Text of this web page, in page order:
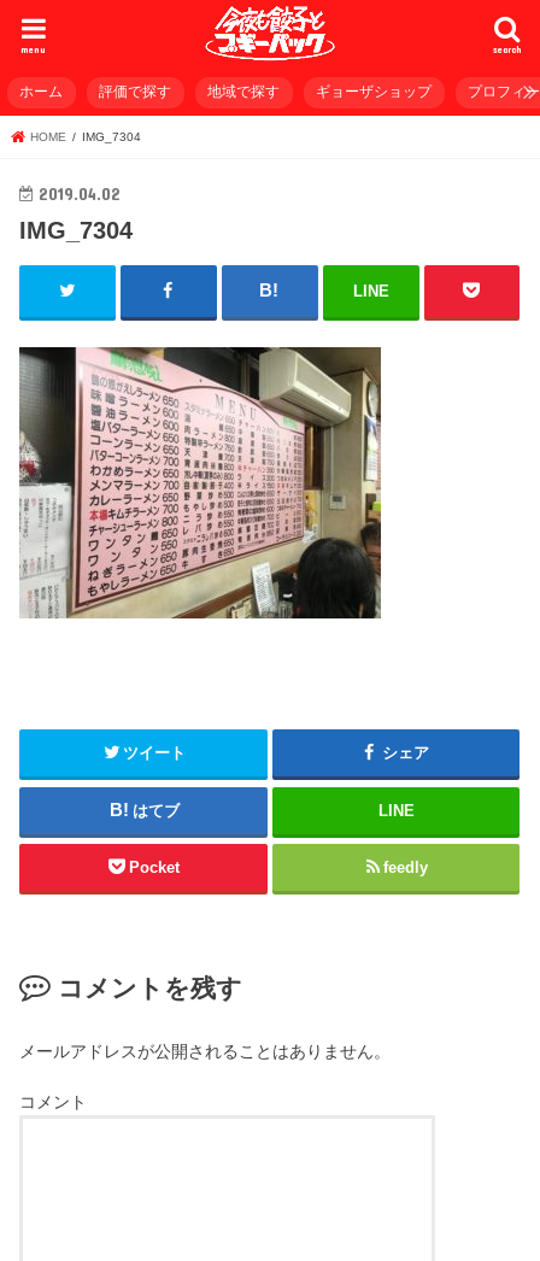
search
menu
ホーム 評価で探す 地域で探す ギョーザショップ プロフィ
HOME IMG_7304
2019.04.02
IMG_7304
LINE
ツイート シェア
はてブ LINE
Pocket feedly
コメントを残す
メールアドレスが公開されることはありません。
コメント